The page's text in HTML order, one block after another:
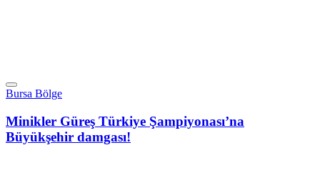
Bursa Bölge
Minikler Güreş Türkiye Şampiyonası’na
Büyükşehir damgası!